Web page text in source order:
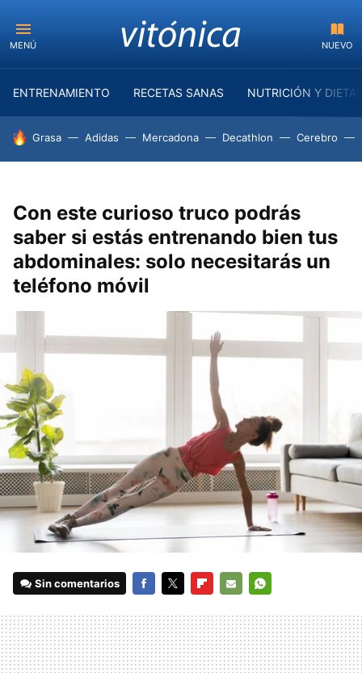
MENÚ NUEVO
ENTRENAMIENTO RECETAS SANAS NUTRICIÓN Y
HOY SE HABLA DE
Grasa Adidas Mercadona Decathlon Cerebro
Con este curioso truco podrás
saber si estás entrenando bien tus
abdominales: solo necesitarás un
teléfono móvil
Sin comentarios
MAIL